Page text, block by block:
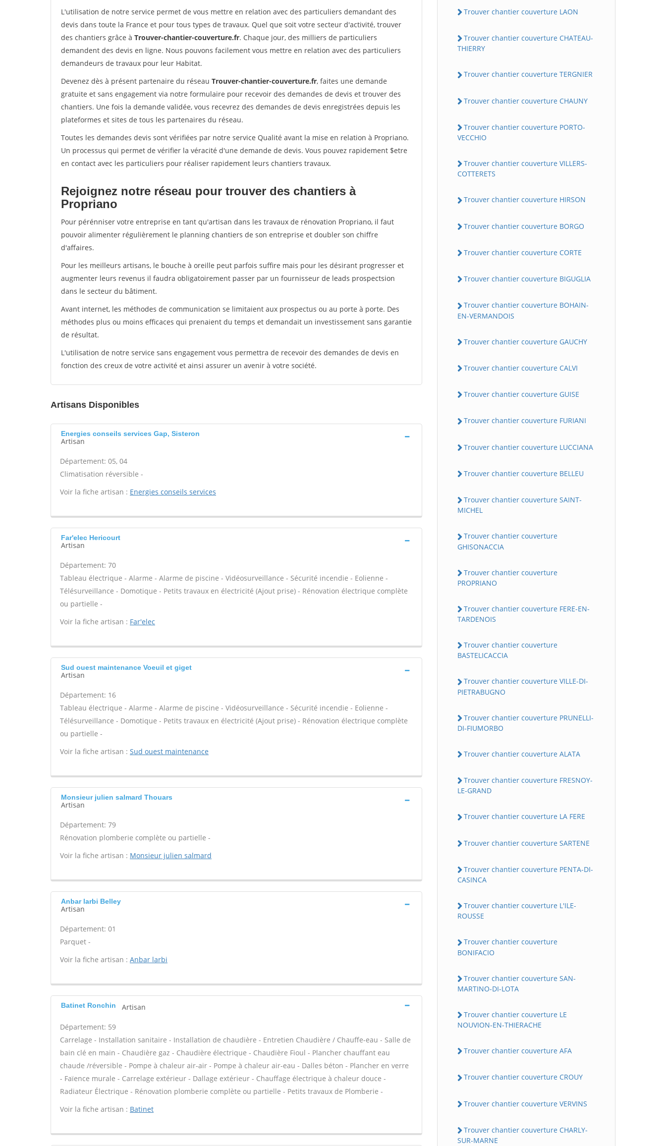
L'utilisation de notre service permet de vous mettre en relation avec des particuliers demandant des
devis dans toute la France et pour tous types de travaux. Quel que soit votre secteur d'activité, trouver
des chantiers grâce à Trouver-chantier-couverture.fr. Chaque jour, des milliers de particuliers
demandent des devis en ligne. Nous pouvons facilement vous mettre en relation avec des particuliers
demandeurs de travaux pour leur Habitat.
Devenez dès à présent partenaire du réseau Trouver-chantier-couverture.fr, faites une demande
gratuite et sans engagement via notre formulaire pour recevoir des demandes de devis et trouver des
chantiers. Une fois la demande validée, vous recevrez des demandes de devis enregistrées depuis les
plateformes et sites de tous les partenaires du réseau.
Toutes les demandes devis sont vérifiées par notre service Qualité avant la mise en relation à Propriano.
Un processus qui permet de vérifier la véracité d'une demande de devis. Vous pouvez rapidement $etre
en contact avec les particuliers pour réaliser rapidement leurs chantiers travaux.
Rejoignez notre réseau pour trouver des chantiers à
Propriano
Pour pérénniser votre entreprise en tant qu'artisan dans les travaux de rénovation Propriano, il faut
pouvoir alimenter régulièrement le planning chantiers de son entreprise et doubler son chiffre
d'affaires.
Pour les meilleurs artisans, le bouche à oreille peut parfois suffire mais pour les désirant progresser et
augmenter leurs revenus il faudra obligatoirement passer par un fournisseur de leads prospectsion
dans le secteur du bâtiment.
Avant internet, les méthodes de communication se limitaient aux prospectus ou au porte à porte. Des
méthodes plus ou moins efficaces qui prenaient du temps et demandait un investissement sans garantie
de résultat.
L'utilisation de notre service sans engagement vous permettra de recevoir des demandes de devis en
fonction des creux de votre activité et ainsi assurer un avenir à votre société.
Artisans Disponibles
Energies conseils services Gap, Sisteron
Artisan
Département: 05, 04
Climatisation réversible -
Voir la fiche artisan : Energies conseils services
Far'elec Hericourt
Artisan
Département: 70
Tableau électrique - Alarme - Alarme de piscine - Vidéosurveillance - Sécurité incendie - Eolienne -
Télésurveillance - Domotique - Petits travaux en électricité (Ajout prise) - Rénovation électrique complète
ou partielle -
Voir la fiche artisan : Far'elec
Sud ouest maintenance Voeuil et giget
Artisan
Département: 16
Tableau électrique - Alarme - Alarme de piscine - Vidéosurveillance - Sécurité incendie - Eolienne -
Télésurveillance - Domotique - Petits travaux en électricité (Ajout prise) - Rénovation électrique complète
ou partielle -
Voir la fiche artisan : Sud ouest maintenance
Monsieur julien salmard Thouars
Artisan
Département: 79
Rénovation plomberie complète ou partielle -
Voir la fiche artisan : Monsieur julien salmard
Anbar larbi Belley
Artisan
Département: 01
Parquet -
Voir la fiche artisan : Anbar larbi
Batinet Ronchin Artisan
Département: 59
Carrelage - Installation sanitaire - Installation de chaudière - Entretien Chaudière / Chauffe-eau - Salle de
bain clé en main - Chaudière gaz - Chaudière électrique - Chaudière Fioul - Plancher chauffant eau
chaude /réversible - Pompe à chaleur air-air - Pompe à chaleur air-eau - Dalles béton - Plancher en verre
- Faïence murale - Carrelage extérieur - Dallage extérieur - Chauffage électrique à chaleur douce -
Radiateur Électrique - Rénovation plomberie complète ou partielle - Petits travaux de Plomberie -
Voir la fiche artisan : Batinet
Trouver chantier couverture LAON
Trouver chantier couverture CHATEAU-
THIERRY
Trouver chantier couverture TERGNIER
Trouver chantier couverture CHAUNY
Trouver chantier couverture PORTO-
VECCHIO
Trouver chantier couverture VILLERS-
COTTERETS
Trouver chantier couverture HIRSON
Trouver chantier couverture BORGO
Trouver chantier couverture CORTE
Trouver chantier couverture BIGUGLIA
Trouver chantier couverture BOHAIN-
EN-VERMANDOIS
Trouver chantier couverture GAUCHY
Trouver chantier couverture CALVI
Trouver chantier couverture GUISE
Trouver chantier couverture FURIANI
Trouver chantier couverture LUCCIANA
Trouver chantier couverture BELLEU
Trouver chantier couverture SAINT-
MICHEL
Trouver chantier couverture
GHISONACCIA
Trouver chantier couverture
PROPRIANO
Trouver chantier couverture FERE-EN-
TARDENOIS
Trouver chantier couverture
BASTELICACCIA
Trouver chantier couverture VILLE-DI-
PIETRABUGNO
Trouver chantier couverture PRUNELLI-
DI-FIUMORBO
Trouver chantier couverture ALATA
Trouver chantier couverture FRESNOY-
LE-GRAND
Trouver chantier couverture LA FERE
Trouver chantier couverture SARTENE
Trouver chantier couverture PENTA-DI-
CASINCA
Trouver chantier couverture L'ILE-
ROUSSE
Trouver chantier couverture
BONIFACIO
Trouver chantier couverture SAN-
MARTINO-DI-LOTA
Trouver chantier couverture LE
NOUVION-EN-THIERACHE
Trouver chantier couverture AFA
Trouver chantier couverture CROUY
Trouver chantier couverture VERVINS
Trouver chantier couverture CHARLY-
SUR-MARNE